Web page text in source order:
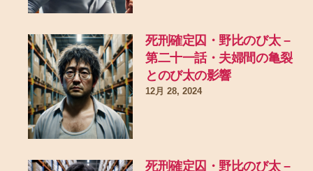
死刑確定囚・野比のび太 –
第二十一話・夫婦間の亀裂
とのび太の影響
12月 28, 2024
死刑確定囚・野比のび太 –